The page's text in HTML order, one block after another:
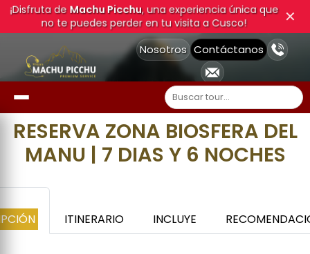
¡Disfruta deMachu Picchu, una experiencia única que
no te puedes perder en tu visita a Cusco!
✕
Contáctanos
Nosotros
RESERVA ZONA BIOSFERA DEL
MANU | 7 DIAS Y 6 NOCHES
ITINERARIO INCLUYE